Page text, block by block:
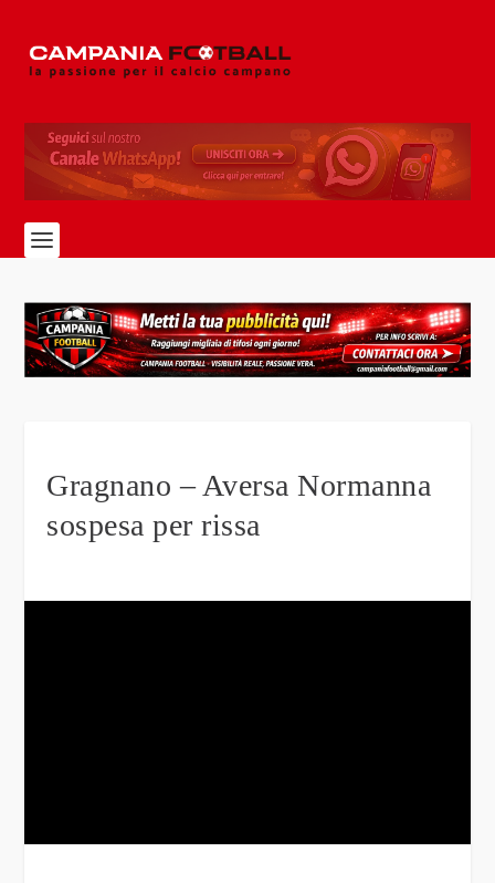
Gragnano – Aversa Normanna
sospesa per rissa